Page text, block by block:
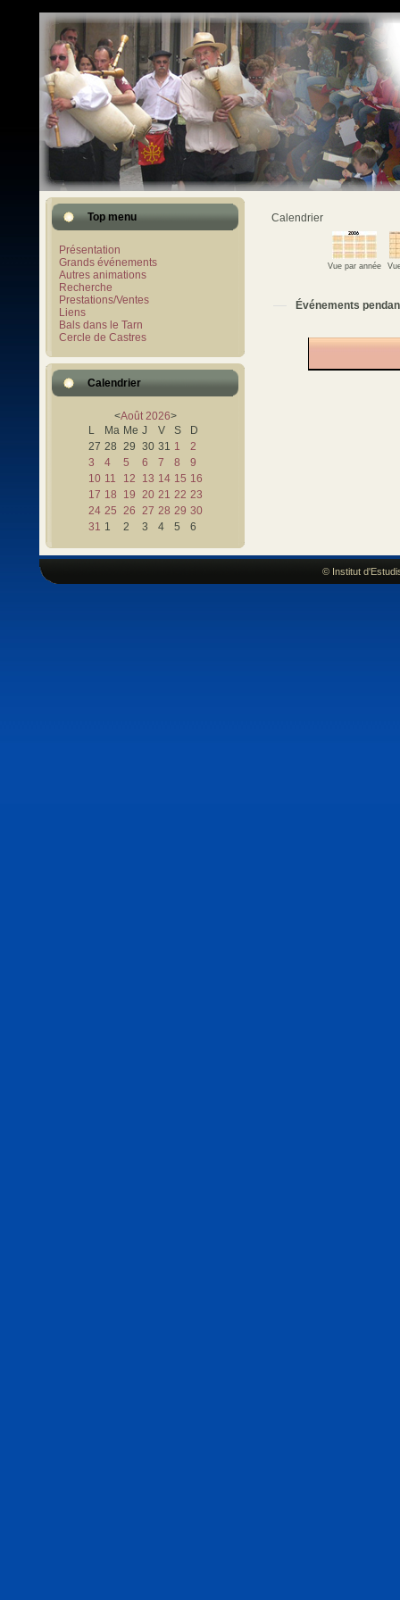
Top menu
Présentation
Grands événements
Autres animations
Recherche
Prestations/Ventes
Liens
Bals dans le Tarn
Cercle de Castres
Calendrier
<Août 2026>
L
Ma Me J V S
D
27 28 29 30 31 1
2
3
4 5 6 7 8
9
10 11 12 13 14 15 16
17 18 19 20 21 22 23
24 25 26 27 28 29 30
31 1 2 3 4 5 6
Calendrier
Vue par année
Événements
© Institut